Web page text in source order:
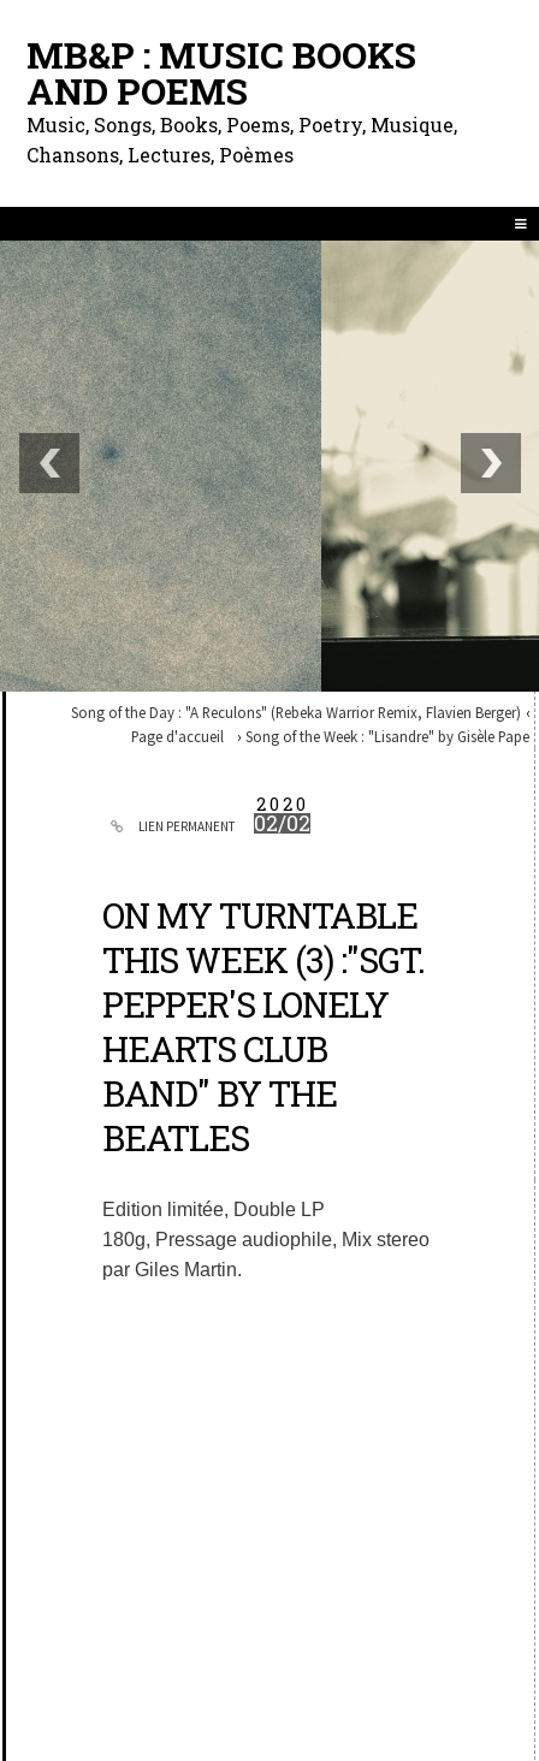
MB&P : MUSIC BOOKS
AND POEMS
Music, Songs, Books, Poems, Poetry, Musique,
Chansons, Lectures, Poèmes
Song of the Day : "A Reculons" (Rebeka Warrior Remix, Flavien Berger)
Page d'accueil
Song of the Week : "Lisandre" by Gisèle Pape
LIEN PERMANENT
2020
02/02
ON MY TURNTABLE
THIS WEEK (3) :"SGT.
PEPPER'S LONELY
HEARTS CLUB
BAND" BY THE
BEATLES
Edition limitée, Double LP
180g, Pressage audiophile, Mix stereo
par Giles Martin.